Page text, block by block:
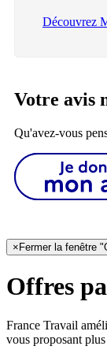
Découvrez
Votre avis
Qu'avez-vous
× Fermer la fenêtre
Offres
France Travail
vous proposant